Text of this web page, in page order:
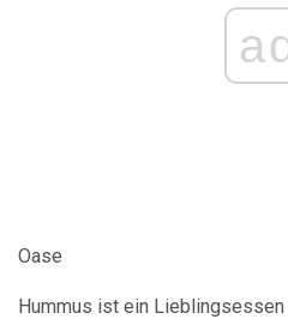
ad
Oase
Hummus ist ein